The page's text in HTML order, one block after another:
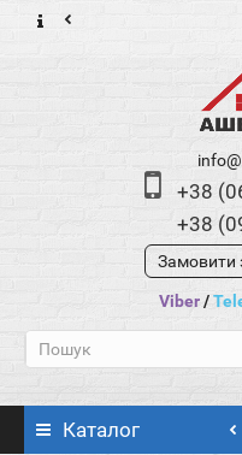
+38
+38
Замовити
Viber/
Каталог